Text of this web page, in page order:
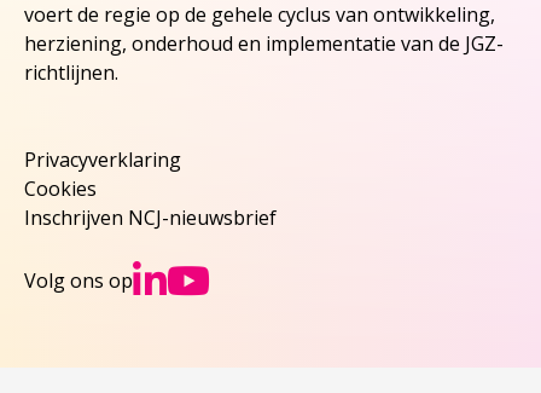
voert de regie op de gehele cyclus van ontwikkeling,
herziening, onderhoud en implementatie van de JGZ-
richtlijnen.
Privacyverklaring
Cookies
Inschrijven NCJ-nieuwsbrief
Volg ons op Ga naar NCJs